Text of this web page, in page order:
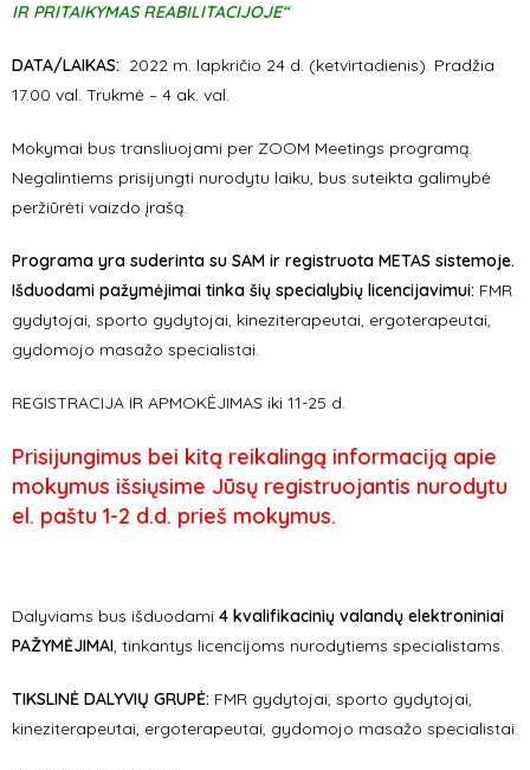
IR PRITAIKYMAS REABILITACIJOJE“
DATA/LAIKAS: 2022 m. lapkričio 24 d. (ketvirtadienis). Pradžia
17.00 val. Trukmė – 4 ak. val.
Mokymai bus transliuojami per ZOOM Meetings programą.
Negalintiems prisijungti nurodytu laiku, bus suteikta galimybė
peržiūrėti vaizdo įrašą.
Programa yra suderinta su SAM ir registruota METAS sistemoje.
Išduodami pažymėjimai tinka šių specialybių licencijavimui: FMR
gydytojai, sporto gydytojai, kineziterapeutai, ergoterapeutai,
gydomojo masažo specialistai.
REGISTRACIJA IR APMOKĖJIMAS iki 11-25 d.
Prisijungimus bei kitą reikalingą informaciją apie
mokymus išsiųsime Jūsų registruojantis nurodytu
el. paštu 1-2 d.d. prieš mokymus.
Dalyviams bus išduodami 4 kvalifikacinių valandų elektroniniai
PAŽYMĖJIMAI, tinkantys licencijoms nurodytiems specialistams.
TIKSLINĖ DALYVIŲ GRUPĖ: FMR gydytojai, sporto gydytojai,
kineziterapeutai, ergoterapeutai, gydomojo masažo specialistai.